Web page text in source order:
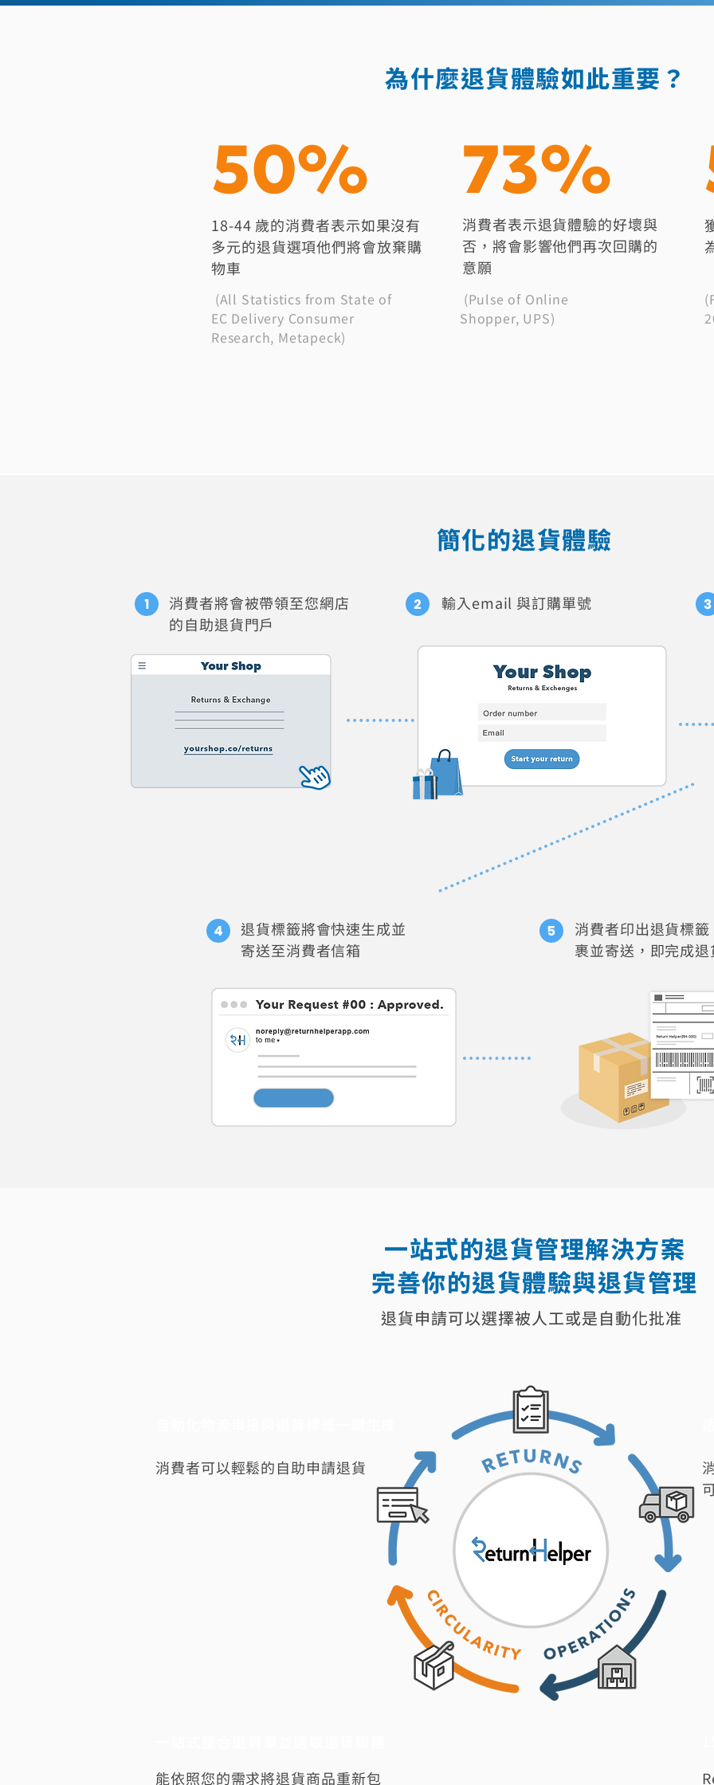
為什麼退貨體驗如此重要？
50%
18-44 歲的消費者表示如果沒有
多元的退貨選項他們將會放棄購
物車
(All Statistics from State of
EC Delivery Consumer
Research, Metapeck)
73%
消費者表示退貨體驗的好壞與
否，將會影響他們再次回購的
意願
(Pulse of Online
Shopper, UPS)
簡化的退貨體驗
消費者將會被帶領至您網店
的自助退貨門戶
輸入email 與訂購單號
退貨標籤將會快速生成並
寄送至消費者信箱
消費者印出退貨標
裹並寄送，即完成退
一站式的退貨管理解決方案
完善你的退貨體驗與退貨管理
退貨申請可以選擇被人工或是自動化批准
消費者可以輕鬆的自助申請退貨
能依照您的需求將退貨商品重新包